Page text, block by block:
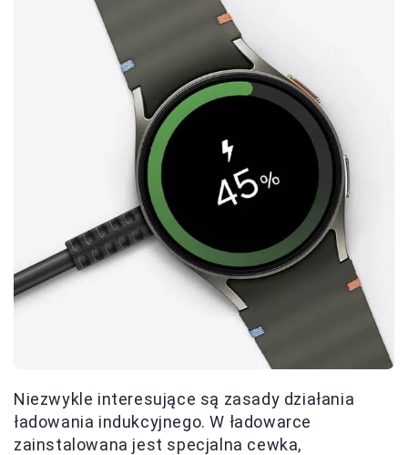
Niezwykle interesujące są zasady działania
ładowania indukcyjnego. W ładowarce
zainstalowana jest specjalna cewka,